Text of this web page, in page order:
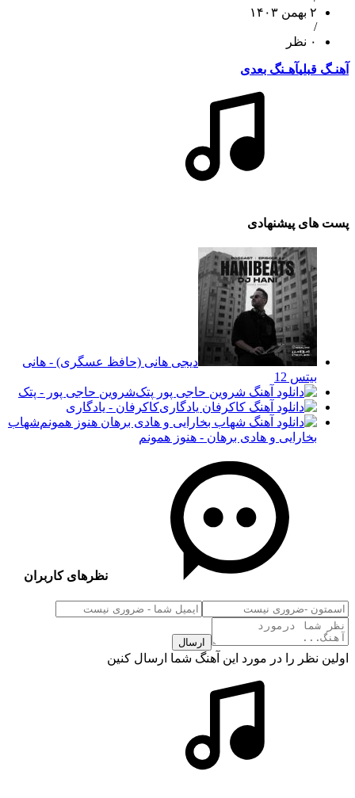
۲ بهمن ۱۴۰۳
/
۰ نظر
آهنـگ قبلیآهـنگ بعدی
پست های پیشنهادی
دیجی هانی (حافظ عسگری) - هانی
بیتس 12
شروین حاجی پور - پتک
کاکرفان - یادگاری
شهاب
بخارایی و هادی برهان - هنوز همونم
نظرهای کاربران
ارسال
اولین نظر را در مورد این آهنگ شما ارسال کنین